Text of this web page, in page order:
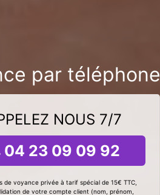
par téléphone
NOUS 7/7
04 23 09 09 92
de voyance privée à tarif spécial de 15€ TTC,
de votre compte client (nom, prénom,